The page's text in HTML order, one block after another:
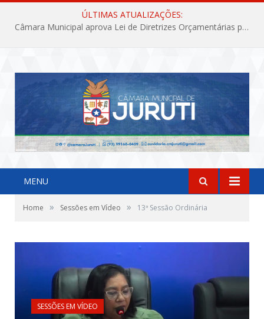
ÚLTIMAS ATUALIZAÇÕES:
Câmara Municipal aprova Lei de Diretrizes Orçamentárias para o exercício financeiro de 2027
MENU
Home » Sessões em Vídeo » 13ª Sessão Ordinária
SESSÕES EM VÍDEO